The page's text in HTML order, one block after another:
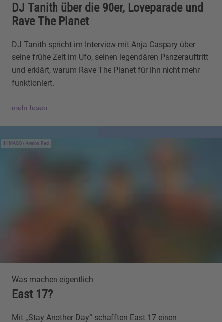
DJ Tanith über die 90er, Loveparade und
Rave The Planet
DJ Tanith spricht im Interview mit Anja Caspary über
seine frühe Zeit im Ufo, seinen legendären Panzerauftritt
und erklärt, warum Rave The Planet für ihn nicht mehr
funktioniert.
mehr lesen
IMAGO / Avalon.Red
Was machen eigentlich
East 17?
Mit „Stay Another Day“ schafften East 17 einen